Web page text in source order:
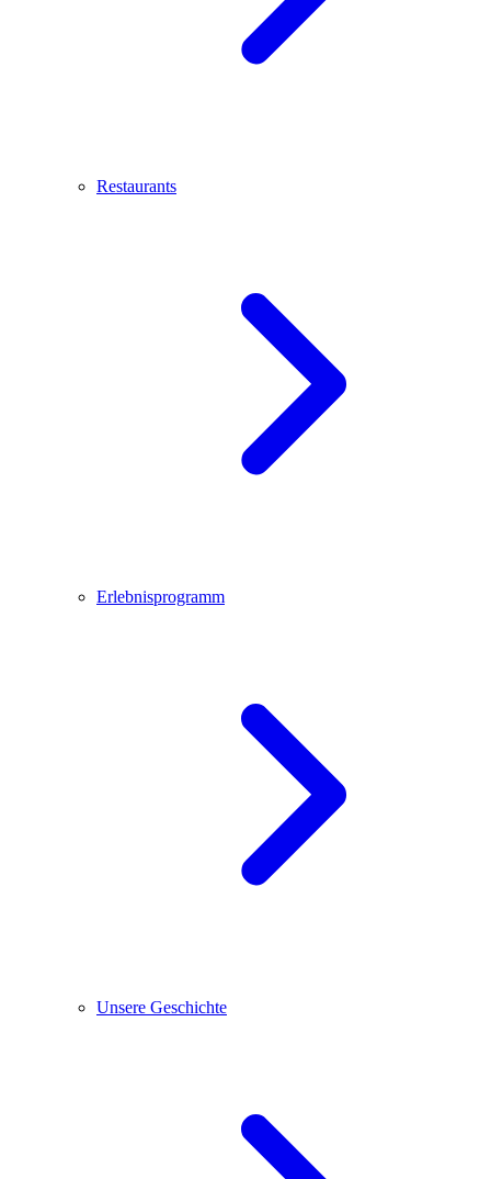
Restaurants
Erlebnisprogramm
Unsere Geschichte